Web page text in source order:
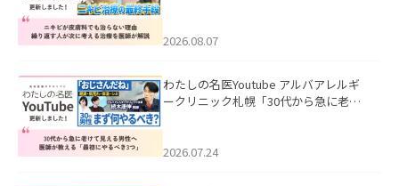
ました。
2026.08.07
わたしの名医Youtube アルバアレルギ
ークリニック札幌「30代から急に老け
た。
2026.07.24